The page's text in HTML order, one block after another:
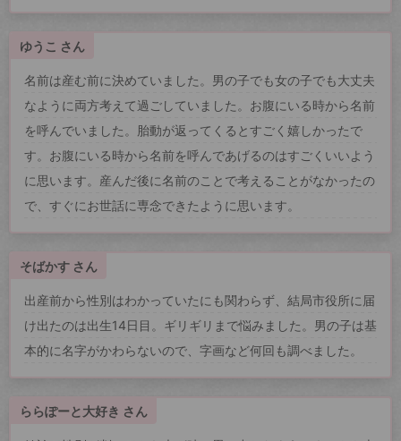
ゆうこ さん
名前は産む前に決めていました。男の子でも女の子でも大丈夫
なように両方考えて過ごしていました。お腹にいる時から名前
を呼んでいました。胎動が返ってくるとすごく嬉しかったで
す。お腹にいる時から名前を呼んであげるのはすごくいいよう
に思います。産んだ後に名前のことで考えることがなかったの
で、すぐにお世話に専念できたように思います。
そばかす さん
出産前から性別はわかっていたにも関わらず、結局市役所に届
け出たのは出生14日目。ギリギリまで悩みました。男の子は基
本的に名字がかわらないので、字画など何回も調べました。
ららぽーと大好き さん